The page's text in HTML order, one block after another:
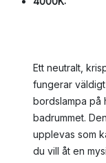
Ett neutralt,
fungerar
bordslampa på
badrummet.
upplevas som
du vill åt en